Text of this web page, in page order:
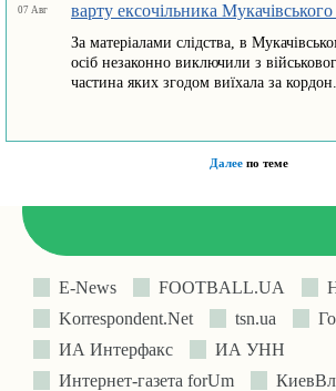
07 Авг
варту ексочільника
За матеріалами слідства, в
осіб незаконно виключили з
частина яких згодом виїхала за кордон.
Далеепо теме
E-News FOOTBALL.UA
Korrespondent.Net
tsn.ua
ИА Интерфакс
ИА УНН
Интернет-газета forUm